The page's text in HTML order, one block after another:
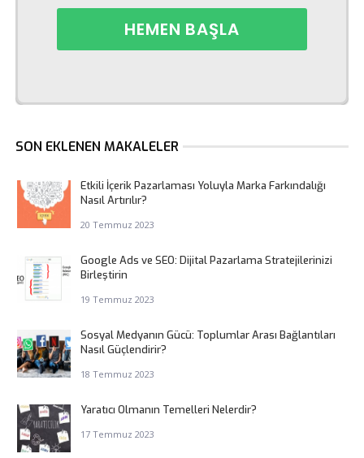
SON EKLENEN MAKALELER
Etkili İçerik Pazarlaması Yoluyla Marka Farkındalığı
Nasıl Artırılır?
20 Temmuz 2023
Google Ads ve SEO: Dijital Pazarlama Stratejilerinizi
Birleştirin
19 Temmuz 2023
Sosyal Medyanın Gücü: Toplumlar Arası Bağlantıları
Nasıl Güçlendirir?
18 Temmuz 2023
Yaratıcı Olmanın Temelleri Nelerdir?
17 Temmuz 2023